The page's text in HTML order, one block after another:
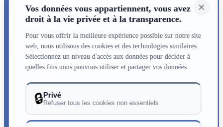
répétée de croisières est le cœur de vie de l’association.
Infos utiles
Qui sommes nous
Adhésions & renouvellement
Contactez-nous
Mentions légales
×
Vos données vous appartiennent, vous avez
droit à la vie privée et à la transparence.
Pour vous offrir la meilleure expérience possible sur notre site
web, nous utilisons des cookies et des technologies similaires.
Sélectionnez un niveau d'accès aux données pour décider à
quelles fins nous pouvons utiliser et partager vos données.
🔒Privé
Refuser tous les cookies non essentiels